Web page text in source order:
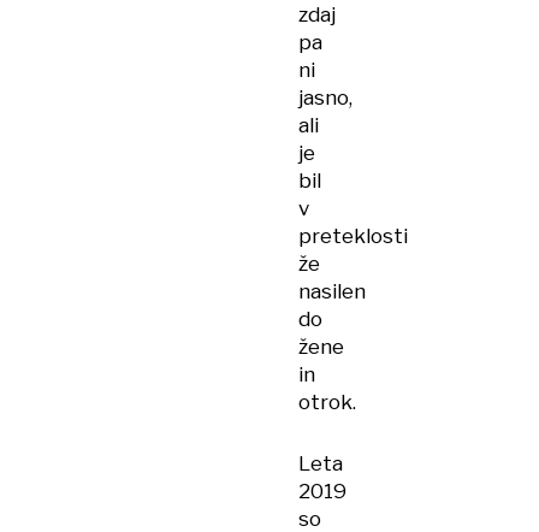
zdaj
pa
ni
jasno,
ali
je
bil
v
preteklosti
že
nasilen
do
žene
in
otrok.
Leta
2019
so